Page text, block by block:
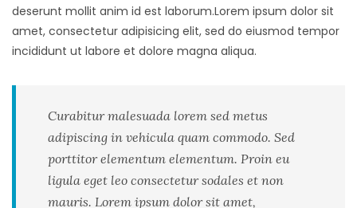
deserunt mollit anim id est laborum.Lorem ipsum dolor sit
amet, consectetur adipisicing elit, sed do eiusmod tempor
incididunt ut labore et dolore magna aliqua.
Curabitur malesuada lorem sed metus
adipiscing in vehicula quam commodo. Sed
porttitor elementum elementum. Proin eu
ligula eget leo consectetur sodales et non
mauris. Lorem ipsum dolor sit amet,